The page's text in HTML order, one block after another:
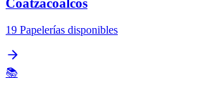
19 Papelerías disponibles
📚